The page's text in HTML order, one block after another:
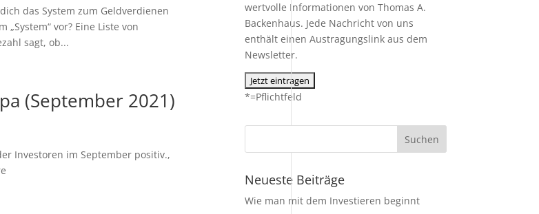
das System zum Geldverdienen
vor? Eine Liste von
sagt, ob...
(September 2021)
Investoren im September positiv.,
wertvolle Informationen von Thomas A.
Backenhaus. Jede Nachricht von uns
enthält einen Austragungslink aus dem
Newsletter.
*=Pflichtfeld
Neueste Beiträge
Wie man mit dem Investieren beginnt